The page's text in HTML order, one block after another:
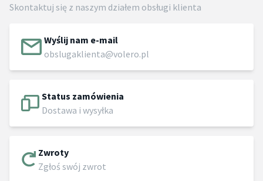
Skontaktuj się z naszym działem obsługi klienta
Wyślij nam e-mail
obslugaklienta@volero.pl
Status zamówienia
Dostawa i wysyłka
Zwroty
Zgłoś swój zwrot